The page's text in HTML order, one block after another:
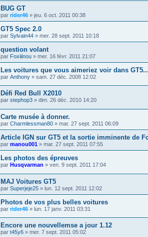
BUG GT
par rider46 » jeu. 6 oct. 2011 00:38
GT5 Spec 2.0
par Sylvain44 » mer. 28 sept. 2011 10:18
question volant
par Foxiiinou » mer. 16 févr. 2011 21:07
Les voitures que vous aimeriez voir dans GT5...
par Anthony » sam. 27 déc. 2008 12:02
Défi Red Bull X2010
par stephop3 » dim. 26 déc. 2010 14:20
Carte musée à donner.
par Charmlessman80 » mar. 27 sept. 2011 06:09
Article IGN sur GT5 et la sortie imminente de
par manou001 » mar. 27 sept. 2011 07:55
Les photos des épreuves
par Husqvarman » ven. 9 sept. 2011 17:04
MAJ Voitures GT5
par Superjeje25 » lun. 12 sept. 2011 12:02
Photos de vos plus belles voitures
par rider46 » lun. 17 janv. 2011 03:31
Encore une nouvellemse a jour 1.12
par t45y6 » mer. 7 sept. 2011 05:02